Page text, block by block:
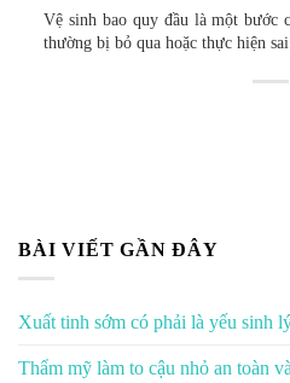
Vệ sinh bao quy đầu là một bước
thường bị bỏ qua hoặc thực hiện
BÀI VIẾT GẦN ĐÂY
Xuất tinh sớm có phải là yếu sinh
Thẩm mỹ làm to cậu nhỏ an toàn